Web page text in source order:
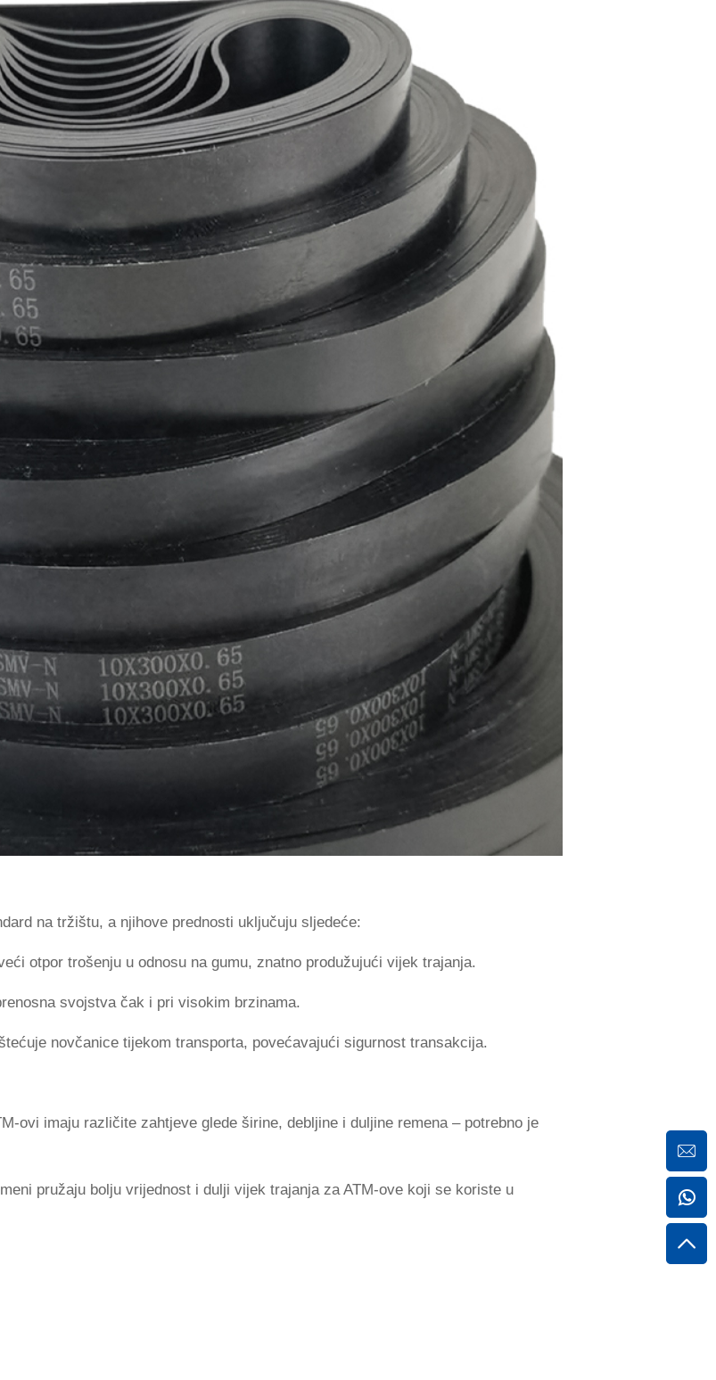
na tržištu, a njihove prednosti uključuju sljedeće:
otpor trošenju u odnosu na gumu, znatno produžujući vijek trajanja.
svojstva čak i pri visokim brzinama.
novčanice tijekom transporta, povećavajući sigurnost transakcija.
ovi imaju različite zahtjeve glede širine, debljine i duljine remena – potrebno je
pružaju bolju vrijednost i dulji vijek trajanja za ATM-ove koji se koriste u